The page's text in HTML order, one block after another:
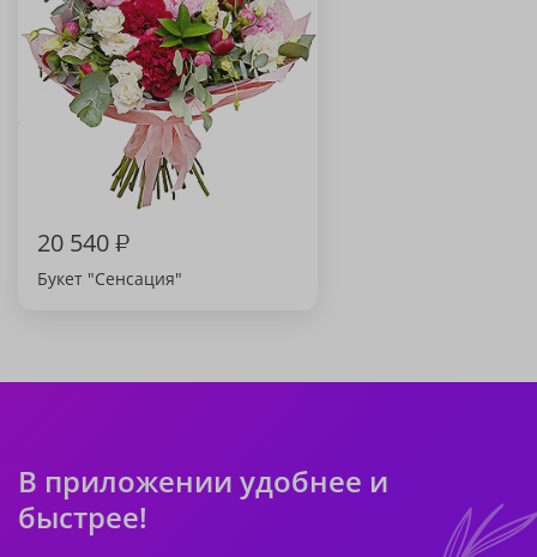
20 540₽
Букет "Сенсация"
В приложении удобнее и
быстрее!